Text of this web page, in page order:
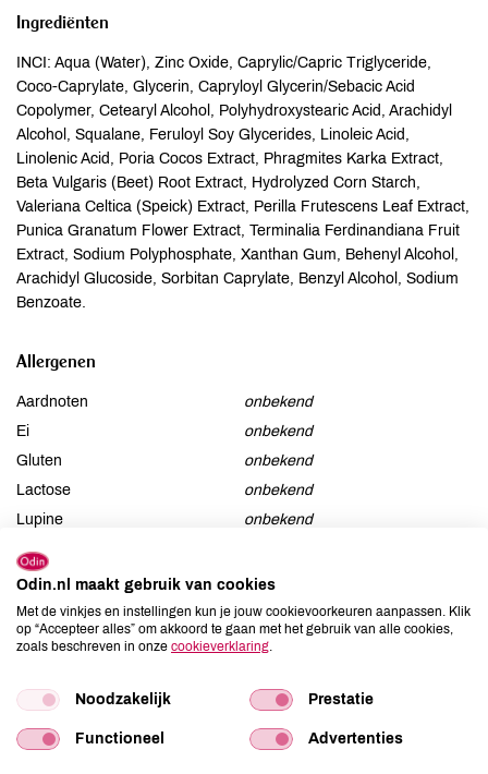
Ingrediënten
INCI: Aqua (Water), Zinc Oxide, Caprylic/Capric Triglyceride,
Coco-Caprylate, Glycerin, Capryloyl Glycerin/Sebacic Acid
Copolymer, Cetearyl Alcohol, Polyhydroxystearic Acid, Arachidyl
Alcohol, Squalane, Feruloyl Soy Glycerides, Linoleic Acid,
Linolenic Acid, Poria Cocos Extract, Phragmites Karka Extract,
Beta Vulgaris (Beet) Root Extract, Hydrolyzed Corn Starch,
Valeriana Celtica (Speick) Extract, Perilla Frutescens Leaf Extract,
Punica Granatum Flower Extract, Terminalia Ferdinandiana Fruit
Extract, Sodium Polyphosphate, Xanthan Gum, Behenyl Alcohol,
Arachidyl Glucoside, Sorbitan Caprylate, Benzyl Alcohol, Sodium
Benzoate.
Allergenen
Aardnoten
onbekend
Ei
onbekend
Gluten
onbekend
Lactose
onbekend
Lupine
onbekend
Mosterd
Noten
onbekend
Schaaldieren
onbekend
Selderij
onbekend
Soja
onbekend
Weekdieren
onbekend
Odin.nl maakt gebruik van cookies
Met de vinkjes en instellingen kun je jouw cookievoorkeuren aanpassen. Klik
op “Accepteer alles” om akkoord te gaan met het gebruik van alle cookies,
zoals beschreven in onze cookieverklaring
Noodzakelijk Prestatie
Functioneel Advertenties